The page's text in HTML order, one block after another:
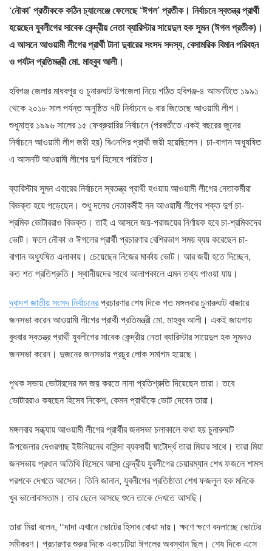
‘নৌকা’ প্রতীককে কঠিন চ্যালেঞ্জে ফেলেছে ‘ঈগল’ প্রতীক। নির্বাচনে স্বতন্ত্র প্রার্থী
হয়েছেন যুবলীগের সাবেক কেন্দ্রীয় নেতা ব্যারিস্টার সায়েদুল হক সুমন (ঈগল প্রতীক)।
এ আসনে আওয়ামী লীগের প্রার্থী টানা দুবারের সংসদ সদস্য, বেসামরিক বিমান পরিবহন
ও পর্যটন প্রতিমন্ত্রী মো. মাহবুব আলী।
হবিগঞ্জ জেলার মাধবপুর ও চুনারুঘাট উপজেলা নিয়ে গঠিত হবিগঞ্জ-৪ আসনটিতে ১৯৯১
থেকে ২০১৮ সাল পর্যন্ত অনুষ্ঠিত ৭টি নির্বাচনে ৬ বার জিতেছে আওয়ামী লীগ।
শুধুমাত্র ১৯৯৬ সালের ১৫ ফেব্রুয়ারির নির্বাচনে (পরবর্তীতে একই বছরের জুনের
নির্বাচনে আওয়ামী লীগ জয়ী হয়) বিএনপির প্রার্থী জয়ী হয়েছিলেন। চা-বাগান অধ্যুষিত
এ আসনটি আওয়ামী লীগের দুর্গ হিসেবে পরিচিত।
ব্যারিস্টার সুমন এবারের নির্বাচনে স্বতন্ত্র প্রার্থী হওয়ায় আওয়ামী লীগের নেতাকর্মীরা
বিভক্ত হয়ে পড়েছেন। শুধু দলের নেতাকর্মীই নন আওয়ামী লীগের শক্ত দুর্গ চা-
শ্রমিক ভোটাররাও বিভক্ত। তাই এ আসনে জয়-পরাজয়ের নির্ণায়ক হবে চা-শ্রমিকদের
ভোট। ফলে নৌকা ও ঈগলের প্রার্থী প্রচারণার বেশিরভাগ সময় ব্যয় করেছেন চা-
বাগান অধ্যুষিত এলাকায়। চেয়েছেন নিজের মার্কায় ভোট। আর জয়ী হতে দিচ্ছেন,
কত শত প্রতিশ্রুতি। স্থানীয়দের সাথে আলাপকালে এমন তথ্য পাওয়া যায়।
দ্বাদশ জাতীয় সংসদ নির্বাচনেরপ্রচারণার শেষ দিকে গত মঙ্গলবার চুনারুঘাট বাজারে
জনসভা করেন আওয়ামী লীগের প্রার্থী প্রতিমন্ত্রী মো. মাহবুব আলী। একই জায়গায়
বুধবার স্বতন্ত্র প্রার্থী যুবলীগের সাবেক কেন্দ্রীয় নেতা ব্যারিস্টার সায়েদুল হক সুমনও
জনসভা করেন। দুজনের জনসভায় প্রচুর লোক সমাগম হয়েছে।
পৃথক সভায় ভোটারদের মন জয় করতে নানা প্রতিশ্রুতি দিয়েছেন তারা। তবে
ভোটাররাও কষছেন হিসেব নিকেশ, কেমন প্রার্থীকে ভোট দেবেন তারা।
মঙ্গলবার সন্ধ্যায় আওয়ামী লীগের প্রার্থীর জনসভা চলাকালে কথা হয় চুনারুঘাট
উপজেলার দেওরগাছ ইউনিয়নের বাসিন্দা ব্যবসায়ী ষাটোর্দ্ধ তারা মিয়ার সাথে। তারা মিয়া
জনসভায় প্রধান অতিথি হিসেবে আসা কেন্দ্রীয় যুবলীগের চেয়ারম্যান শেখ ফজলে শামস
পরশকে দেখতে আসেন। তিনি জানান, যুবলীগের প্রতিষ্ঠাতা শেখ ফজলুল হক মনিকে
খুব ভালোবাসতাম। তার ছেলে আসছে শুনে তাকে দেখতে আসছি।
তারা মিয়া বলেন, ‘‘দাদা এখানে ভোটের হিসাব বোঝা দায়। ক্ষণে ক্ষণে বদলাচ্ছে ভোটের
সমীকরণ। প্রচারণার শুরুর দিকে একচেটিয়া ঈগলের অবস্থান ছিল। শেষ দিকে এসে